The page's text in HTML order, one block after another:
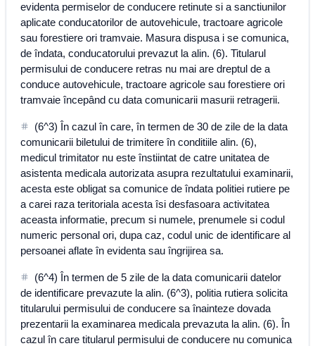
evidenta permiselor de conducere retinute si a sanctiunilor
aplicate conducatorilor de autovehicule, tractoare agricole
sau forestiere ori tramvaie. Masura dispusa i se comunica,
de îndata, conducatorului prevazut la alin. (6). Titularul
permisului de conducere retras nu mai are dreptul de a
conduce autovehicule, tractoare agricole sau forestiere ori
tramvaie începând cu data comunicarii masurii retragerii.
(6^3) În cazul în care, în termen de 30 de zile de la data
comunicarii biletului de trimitere în conditiile alin. (6),
medicul trimitator nu este înstiintat de catre unitatea de
asistenta medicala autorizata asupra rezultatului examinarii,
acesta este obligat sa comunice de îndata politiei rutiere pe
a carei raza teritoriala acesta îsi desfasoara activitatea
aceasta informatie, precum si numele, prenumele si codul
numeric personal ori, dupa caz, codul unic de identificare al
persoanei aflate în evidenta sau îngrijirea sa.
(6^4) În termen de 5 zile de la data comunicarii datelor
de identificare prevazute la alin. (6^3), politia rutiera solicita
titularului permisului de conducere sa înainteze dovada
prezentarii la examinarea medicala prevazuta la alin. (6). În
cazul în care titularul permisului de conducere nu comunica